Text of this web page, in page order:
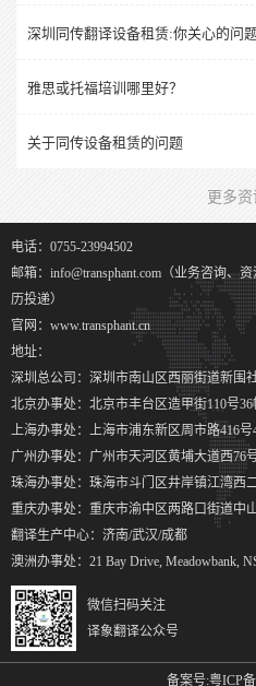
深圳同传翻译设备租赁:你关心的问
雅思或托福培训哪里好？
关于同传设备租赁的问题
更多资
电话：0755-23994502
邮箱：info@transphant.com（业务咨询、资
历投递）
官网：www.transphant.cn
地址：
深圳总公司：深圳市南山区西丽街道新围
北京办事处：北京市丰台区造甲街110号36
上海办事处：上海市浦东新区周市路416号
广州办事处：广州市天河区黄埔大道西76
珠海办事处：珠海市斗门区井岸镇江湾西
重庆办事处：重庆市渝中区两路口街道中
翻译生产中心：济南/武汉/成都
澳洲办事处：21 Bay Drive, Meadowbank,
微信扫码关注
译象翻译公众号
备案号:粤ICP